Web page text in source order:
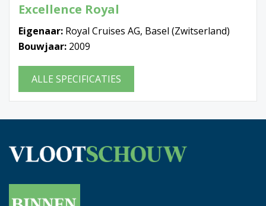
Excellence Royal
Eigenaar: Royal Cruises AG, Basel (Zwitserland)
Bouwjaar: 2009
ALLE SPECIFICATIES